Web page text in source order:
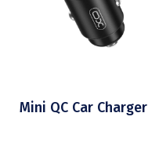
Mini QC Car Charger